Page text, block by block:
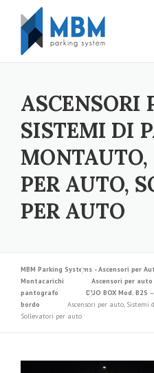
Skip to content
ASCENSORI
SISTEMI DI
MONTAUTO,
PER AUTO,
PER AUTO
MBM Parking Systems - Ascensori per
Montacarichi
Ascensori per auto
pantografo
DUO BOX Mod. B2S
bordo
Ascensori per auto, Sistemi
Sollevatori per auto